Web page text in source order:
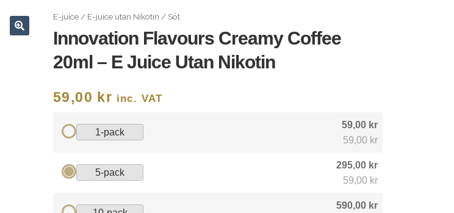
E-juice/ E-juice utan Nikotin / Söt
Innovation Flavours Creamy Coffee
20ml – E Juice Utan Nikotin
59,00 kr inc. VAT
1-pack
59,00 kr
59,00 kr
5-pack
295,00 kr
59,00 kr
590,00 kr